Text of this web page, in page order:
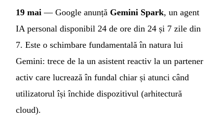
19 mai — Google anunță Gemini Spark, un agent
IA personal disponibil 24 de ore din 24 și 7 zile din
7. Este o schimbare fundamentală în natura lui
Gemini: trece de la un asistent reactiv la un partener
activ care lucrează în fundal chiar și atunci când
utilizatorul își închide dispozitivul (arhitectură
cloud).